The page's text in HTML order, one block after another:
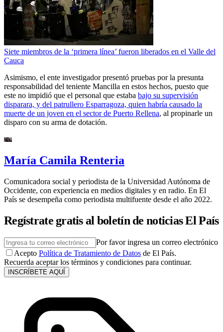
Siete miembros de la ‘primera línea’ fueron liberados en el Valle del
Cauca
Asimismo, el ente investigador presentó pruebas por la presunta
responsabilidad del teniente Mancilla en estos hechos, puesto que
este no impidió que el personal que estaba bajo su supervisión
disparara, y del patrullero Esparragoza, quien habría causado la
muerte de un joven en el sector de Puerto Rellena, al propinarle un
disparo con su arma de dotación.
María Camila Renteria
Comunicadora social y periodista de la Universidad Autónoma de
Occidente, con experiencia en medios digitales y en radio. En El
País se desempeña como periodista multifuente desde el año 2022.
Regístrate gratis al boletín de noticias El País
Por favor ingresa un correo electrónico
Acepto Política de Tratamiento de Datos de El País.
Recuerda aceptar los términos y condiciones para continuar.
INSCRÍBETE AQUÍ